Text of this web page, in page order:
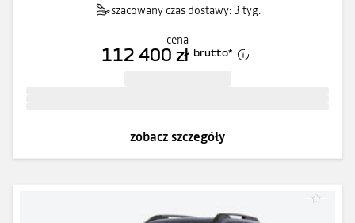
szacowany czas dostawy: 3 tyg.
cena
112 400 zł brutto*
zobacz szczegóły